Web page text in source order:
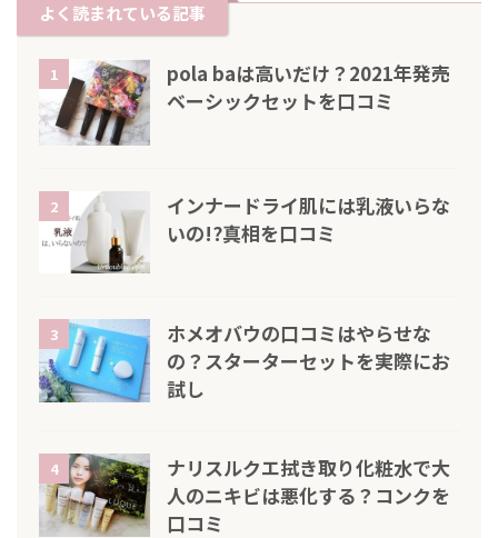
よく読まれている記事
1
pola baは高いだけ？2021年発売
ベーシックセットを口コミ
2
インナードライ肌には乳液いらな
いの!?真相を口コミ
3
ホメオバウの口コミはやらせな
の？スターターセットを実際にお
試し
4
ナリスルクエ拭き取り化粧水で大
人のニキビは悪化する？コンクを
口コミ